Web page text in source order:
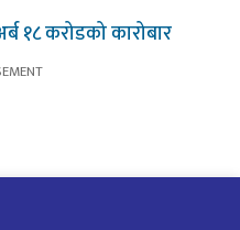
१८ करोडको कारोबार